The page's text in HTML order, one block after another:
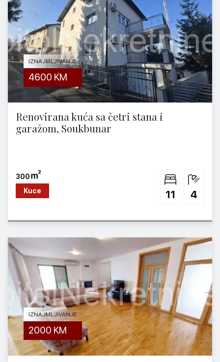
IZNAJMLJIVANJE
4600 KM
Renovirana kuća sa četri stana i
garažom, Soukbunar
Kuce
300
11 4
IZNAJMLJIVANJE
2000 KM